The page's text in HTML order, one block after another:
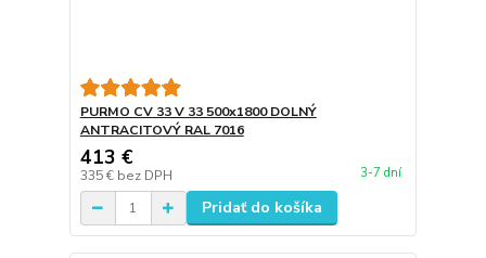
PURMO CV 33 V 33 500x1800 DOLNÝ
ANTRACITOVÝ RAL 7016
413 €
335 € bez DPH 3-7 dní
Pridať do košíka